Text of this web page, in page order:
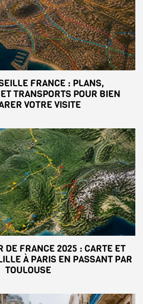
FRANCE : PLANS,
TRANSPORTS POUR BIEN
VOTRE VISITE
DE FRANCE 2025 : CARTE ET
À PARIS EN PASSANT PAR
TOULOUSE